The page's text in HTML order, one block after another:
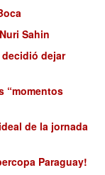
Sahin
dejar
“momentos
de la jornada
Paraguay!